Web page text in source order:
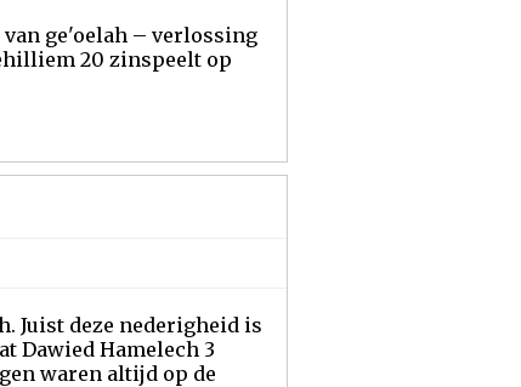
van ge'oelah – verlossing
20 zinspeelt op
Juist deze nederigheid is
Dawied Hamelech 3
waren altijd op de